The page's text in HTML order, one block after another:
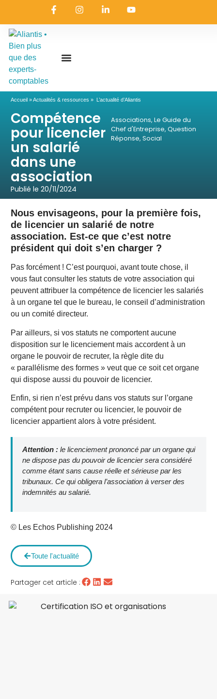
Accueil »Actualités & ressources » L’actualité d’Aliantis
Compétence
pour licencier
un salarié
dans une
association
Publié le20/11/2024
Associations, Le Guide du
Chef d'Entreprise, Question
Réponse, Social
Nous envisageons, pour la première fois,
de licencier un salarié de notre
association. Est-ce que c’est notre
président qui doit s’en charger ?
Pas forcément ! C’est pourquoi, avant toute chose, il
vous faut consulter les statuts de votre association qui
peuvent attribuer la compétence de licencier les salariés
à un organe tel que le bureau, le conseil d’administration
ou un comité directeur.
Par ailleurs, si vos statuts ne comportent aucune
disposition sur le licenciement mais accordent à un
organe le pouvoir de recruter, la règle dite du
« parallélisme des formes » veut que ce soit cet organe
qui dispose aussi du pouvoir de licencier.
Enfin, si rien n’est prévu dans vos statuts sur l’organe
compétent pour recruter ou licencier, le pouvoir de
licencier appartient alors à votre président.
Attention : le licenciement prononcé par un organe qui
ne dispose pas du pouvoir de licencier sera considéré
comme étant sans cause réelle et sérieuse par les
tribunaux. Ce qui obligera l’association à verser des
indemnités au salarié.
© Les Echos Publishing 2024
Toute l'actualité
Partager cet article :